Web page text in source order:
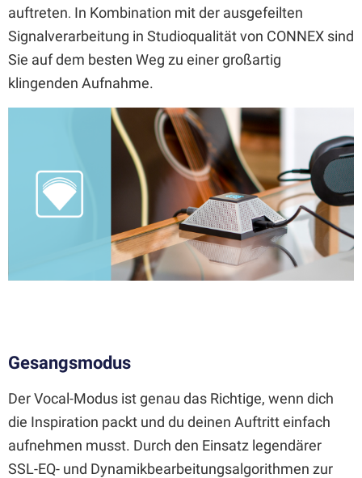
auftreten. In Kombination mit der ausgefeilten
Signalverarbeitung in Studioqualität von CONNEX sind
Sie auf dem besten Weg zu einer großartig
klingenden Aufnahme.
Gesangsmodus
Der Vocal-Modus ist genau das Richtige, wenn dich
die Inspiration packt und du deinen Auftritt einfach
aufnehmen musst. Durch den Einsatz legendärer
SSL-EQ- und Dynamikbearbeitungsalgorithmen zur